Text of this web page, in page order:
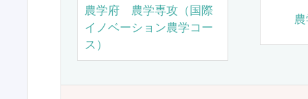
農学府 農学専攻（国際
イノベーション農学コー
ス）